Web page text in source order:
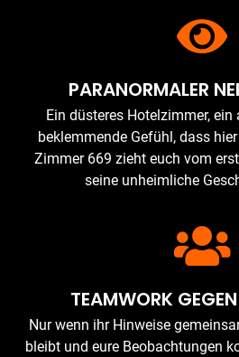
PARANORMALER
Ein düsteres Hotelzimmer,
beklemmende Gefühl, dass
Zimmer 669 zieht euch vom
seine unheimliche
TEAMWORK
Nur wenn ihr Hinweise
bleibt und eure Beobachtungen